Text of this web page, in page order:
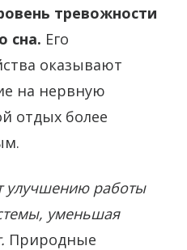
тревожности
сна. Его
оказывают
на нервную
отдых более
улучшению работы
уменьшая
Природные